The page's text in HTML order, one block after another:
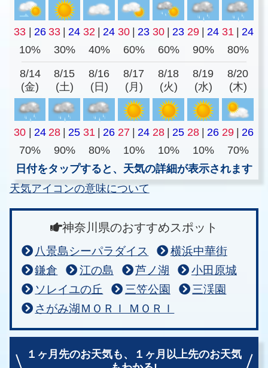
33 26 33 24 32 24 30 23 30 23 29 24 31
24
10%
30% 40% 60% 60% 90% 80%
8/14
(金)
8/15
(土)
8/16
(日)
8/17
(月)
8/18
(火)
8/19
(水)
8/20
(木)
30 24 28 25 31 26 27 24 28 25 28 26 29
26
70%
90% 80% 10% 10% 10%
70%
日付をタップすると、天気の詳細が表示されます
天気アイコンの意味について
神奈川県のおすすめスポット
八景島シーパラダイス
横浜中華街
鎌倉
江の島 芦ノ湖
小田原城
ソレイユの丘
三笠公園
三渓園
さがみ湖ＭＯＲＩ ＭＯＲＩ
１ヶ月先のお天気も、
１ヶ月以上先のお天気